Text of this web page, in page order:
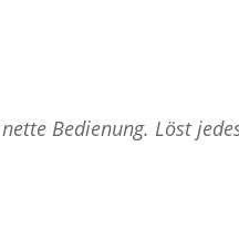
Bedienung. Löst